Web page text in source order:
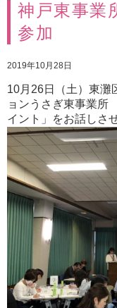
神戸東事
参加
2019年10月28日
10月26日（土）東灘
ョンうさぎ東事業
イント」をお話しさ